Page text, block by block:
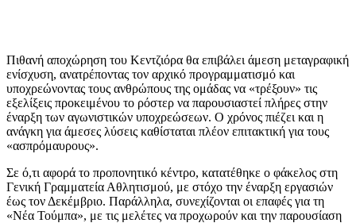
Πιθανή αποχώρηση του Κεντζιόρα θα επιβάλει άμεση μεταγραφική
ενίσχυση, ανατρέποντας τον αρχικό προγραμματισμό και
υποχρεώνοντας τους ανθρώπους της ομάδας να «τρέξουν» τις
εξελίξεις προκειμένου το ρόστερ να παρουσιαστεί πλήρες στην
έναρξη των αγωνιστικών υποχρεώσεων. Ο χρόνος πιέζει και η
ανάγκη για άμεσες λύσεις καθίσταται πλέον επιτακτική για τους
«ασπρόμαυρους».
Σε ό,τι αφορά το προπονητικό κέντρο, κατατέθηκε ο φάκελος στη
Γενική Γραμματεία Αθλητισμού, με στόχο την έναρξη εργασιών
έως τον Δεκέμβριο. Παράλληλα, συνεχίζονται οι επαφές για τη
«Νέα Τούμπα», με τις μελέτες να προχωρούν και την παρουσίαση